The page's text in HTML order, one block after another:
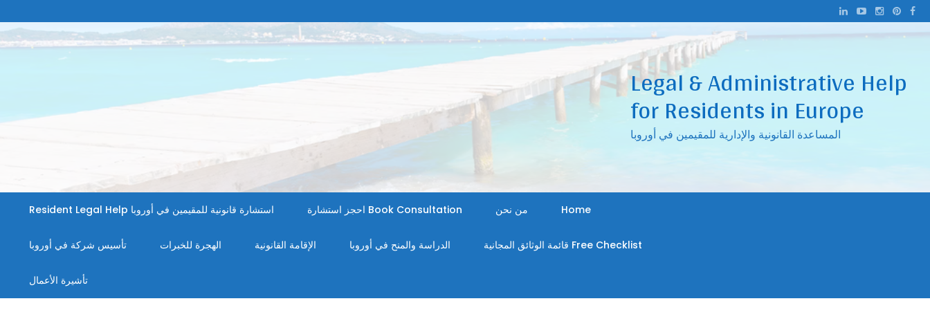
Skip
to
content
Legal & Administrative Help
for Residents in Europe
المساعدة القانونية والإدارية للمقيمين في أوروبا
Home من نحن Book Consultation احجز استشارة استشارة قانونية للمقيمين في أوروبا Resident Legal Help
Free Checklist قائمة الوثائق المجانية الدراسة والمنح في أوروبا الإقامة القانونية الهجرة للخبرات تأسيس شركة في أوروبا
تأشيرة الأعمال